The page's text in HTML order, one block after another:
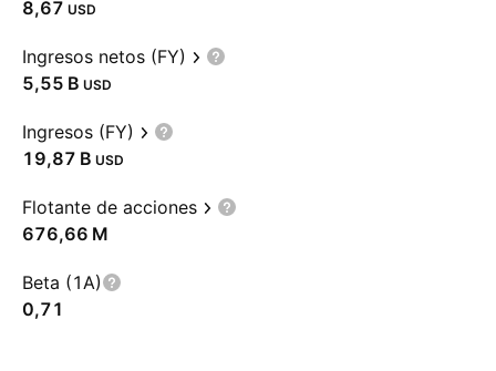
8,67 USD
Ingresos netos (FY)
‪5,55 B‬ USD
Ingresos (FY)
‪19,87 B‬ USD
Flotante de acciones
‪676,66 M‬
Beta (1A)
0,71